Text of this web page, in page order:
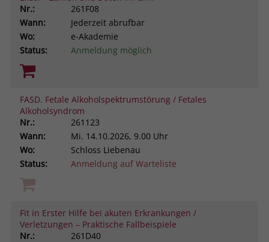
Nr.:
261F08
Wann:
Jederzeit abrufbar
Wo:
e-Akademie
Status:
Anmeldung möglich
FASD. Fetale Alkoholspektrumstörung / Fetales
Alkoholsyndrom
Nr.:
261123
Wann:
Mi. 14.10.2026, 9.00 Uhr
Wo:
Schloss Liebenau
Status:
Anmeldung auf Warteliste
Fit in Erster Hilfe bei akuten Erkrankungen /
Verletzungen – Praktische Fallbeispiele
Nr.:
261D40